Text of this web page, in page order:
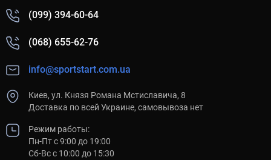
(099) 394-60-64
(068) 655-62-76
info@sportstart.com.ua
Киев, ул. Князя Романа Мстиславича, 8
Доставка по всей Украине, самовывоза нет
Режим работы:
Пн-Пт с 9:00 до 19:00
Сб-Вс с 10:00 до 15:30